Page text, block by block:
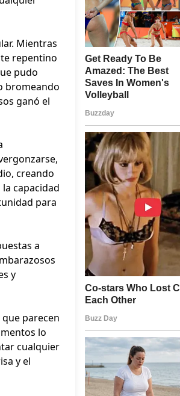
Mientras
repentino
pudo
bromeando
ganó el
creando
capacidad
para
a
y
parecen
lo
cualquier
y el